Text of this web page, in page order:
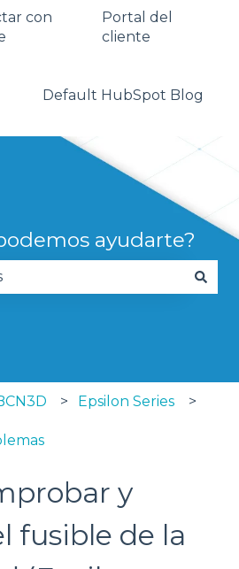
de Mostrar submenú de
con
Portal del
cliente
Default HubSpot Blog
ayudarte?
Epsilon Series
y
fusible de la